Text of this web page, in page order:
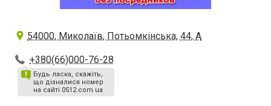
54000, Миколаїв, Потьомкінська, 44, А
+380(66)000-76-28
Будь ласка, скажіть,
що дізналися номер
на сайті 0512.com.ua